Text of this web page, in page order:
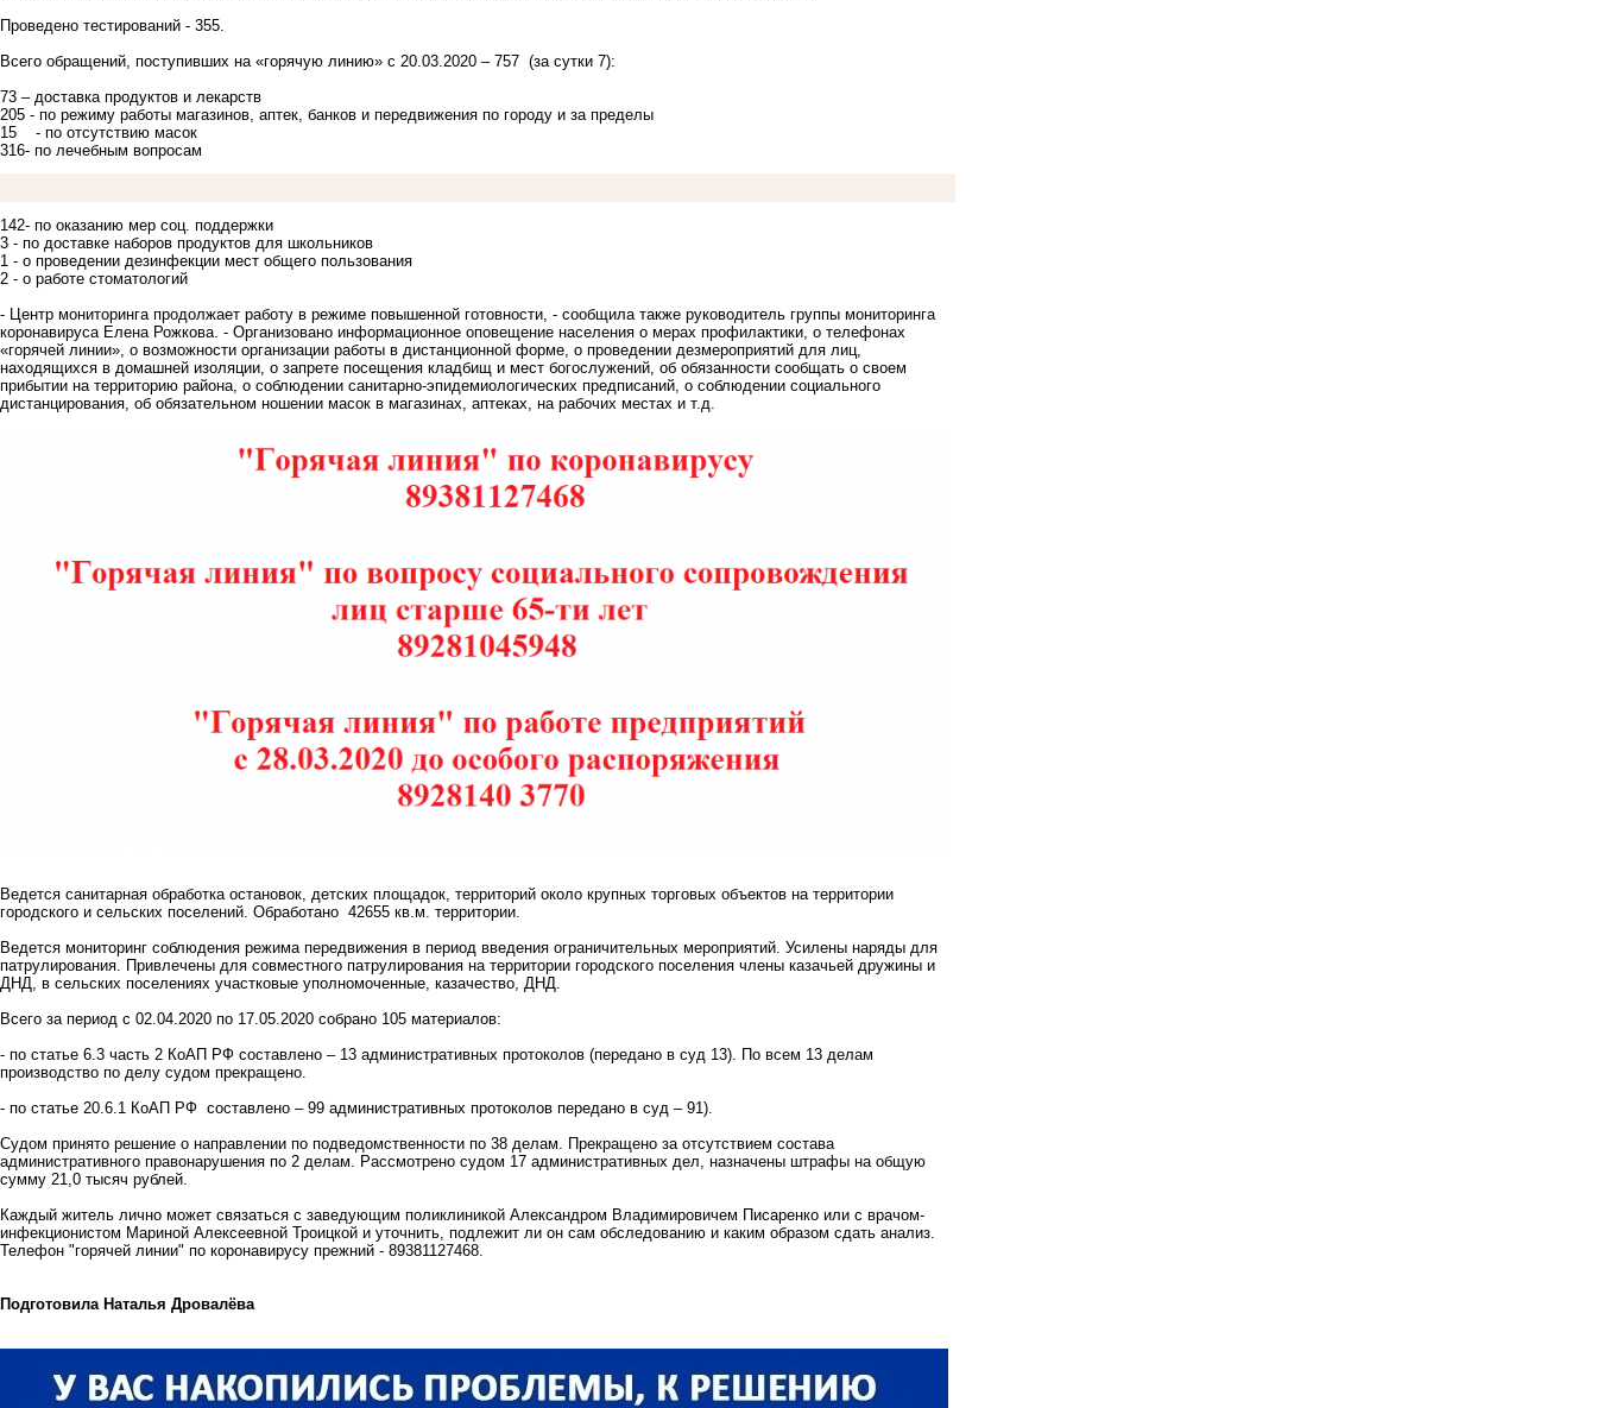
Проведено тестирований - 355.
Всего обращений, поступивших на «горячую линию» с 20.03.2020 – 757 (за сутки 7):
73 – доставка продуктов и лекарств
205 - по режиму работы магазинов, аптек, банков и передвижения по городу и за пределы
15 - по отсутствию масок
316- по лечебным вопросам
142- по оказанию мер соц. поддержки
3 - по доставке наборов продуктов для школьников
1 - о проведении дезинфекции мест общего пользования
2 - о работе стоматологий
- Центр мониторинга продолжает работу в режиме повышенной готовности, - сообщила также руководитель группы мониторинга
коронавируса Елена Рожкова. - Организовано информационное оповещение населения о мерах профилактики, о телефонах
«горячей линии», о возможности организации работы в дистанционной форме, о проведении дезмероприятий для лиц,
находящихся в домашней изоляции, о запрете посещения кладбищ и мест богослужений, об обязанности сообщать о своем
прибытии на территорию района, о соблюдении санитарно-эпидемиологических предписаний, о соблюдении социального
дистанцирования, об обязательном ношении масок в магазинах, аптеках, на рабочих местах и т.д.
Ведется санитарная обработка остановок, детских площадок, территорий около крупных торговых объектов на территории
городского и сельских поселений. Обработано 42655 кв.м. территории.
Ведется мониторинг соблюдения режима передвижения в период введения ограничительных мероприятий. Усилены наряды для
патрулирования. Привлечены для совместного патрулирования на территории городского поселения члены казачьей дружины и
ДНД, в сельских поселениях участковые уполномоченные, казачество, ДНД.
Всего за период с 02.04.2020 по 17.05.2020 собрано 105 материалов:
- по статье 6.3 часть 2 КоАП РФ составлено – 13 административных протоколов (передано в суд 13). По всем 13 делам
производство по делу судом прекращено.
- по статье 20.6.1 КоАП РФ составлено – 99 административных протоколов передано в суд – 91).
Судом принято решение о направлении по подведомственности по 38 делам. Прекращено за отсутствием состава
административного правонарушения по 2 делам. Рассмотрено судом 17 административных дел, назначены штрафы на общую
сумму 21,0 тысяч рублей.
Каждый житель лично может связаться с заведующим поликлиникой Александром Владимировичем Писаренко или с врачом-
инфекционистом Мариной Алексеевной Троицкой и уточнить, подлежит ли он сам обследованию и каким образом сдать анализ.
Телефон "горячей линии" по коронавирусу прежний - 89381127468.
Подготовила Наталья Дровалёва